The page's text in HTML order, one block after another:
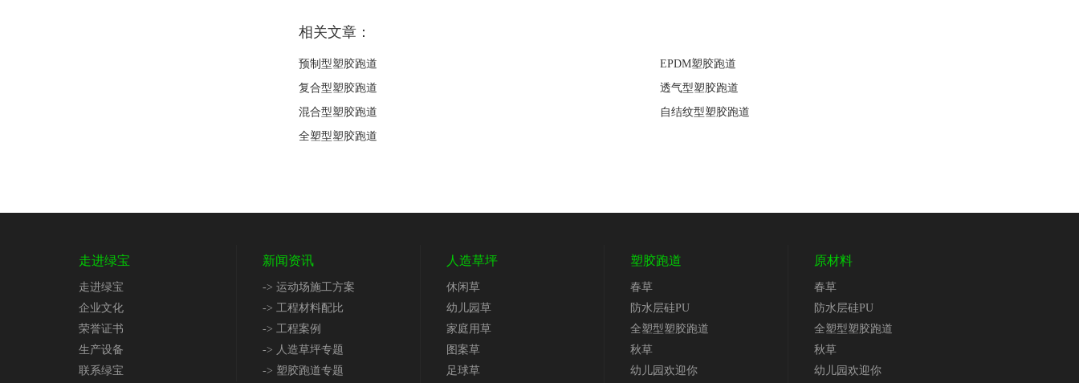
相关文章：
预制型塑胶跑道
EPDM塑胶跑道
复合型塑胶跑道
透气型塑胶跑道
混合型塑胶跑道
自结纹型塑胶跑道
全塑型塑胶跑道
走进绿宝
走进绿宝
企业文化
荣誉证书
生产设备
联系绿宝
新闻资讯
-> 运动场施工方案
-> 工程材料配比
-> 工程案例
-> 人造草坪专题
-> 塑胶跑道专题
人造草坪
休闲草
幼儿园草
家庭用草
图案草
足球草
塑胶跑道
春草
防水层硅PU
全塑型塑胶跑道
秋草
幼儿园欢迎你
原材料
春草
防水层硅PU
全塑型塑胶跑道
秋草
幼儿园欢迎你